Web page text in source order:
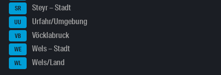
SR Steyr – Stadt
UU Urfahr/Umgebung
VB Vöcklabruck
WE Wels – Stadt
WL Wels/Land